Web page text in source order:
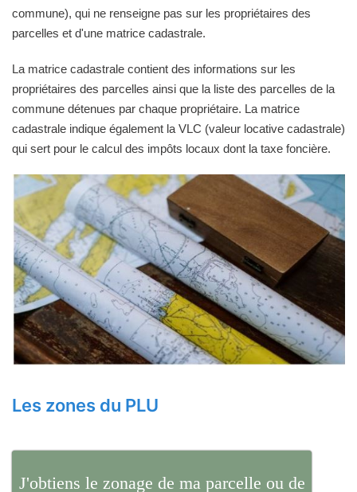
commune), qui ne renseigne pas sur les propriétaires des
parcelles et d'une matrice cadastrale.
La matrice cadastrale contient des informations sur les
propriétaires des parcelles ainsi que la liste des parcelles de la
commune détenues par chaque propriétaire. La matrice
cadastrale indique également la VLC (valeur locative cadastrale)
qui sert pour le calcul des impôts locaux dont la taxe foncière.
Les zones du PLU
J'obtiens le zonage de ma parcelle ou de